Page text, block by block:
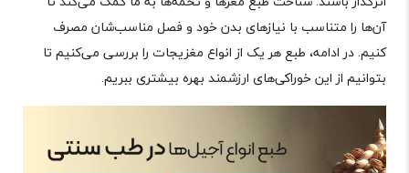
آن‌ها را متناسب با نیازهای بدن خود و فصل مناسب‌شان مصرف
کنیم. در ادامه، طبع هر یک از انواع مغزیجات را بررسی می‌کنیم تا
بتوانیم از این خوراکی‌های ارزشمند بهره بیشتری ببریم.